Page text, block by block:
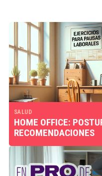
SALUD
HOME OFFICE:
RECOMENDACIONES